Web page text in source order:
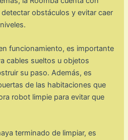
obstáculos y evitar caer
funcionamiento, es importante
cables sueltos u objetos
su paso. Además, es
de las habitaciones que
robot limpie para evitar que
terminado de limpiar, es